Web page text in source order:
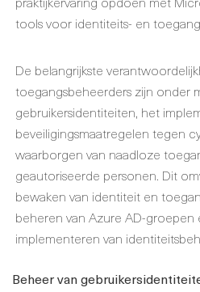
tools voor identiteits- en
De belangrijkste
toegangsbeheerders zijn onder
gebruikersidentiteiten, het
beveiligingsmaatregelen tegen
waarborgen van naadloze
geautoriseerde personen. Dit
bewaken van identiteit en
beheren van Azure AD-groepen
implementeren van
Beheer van